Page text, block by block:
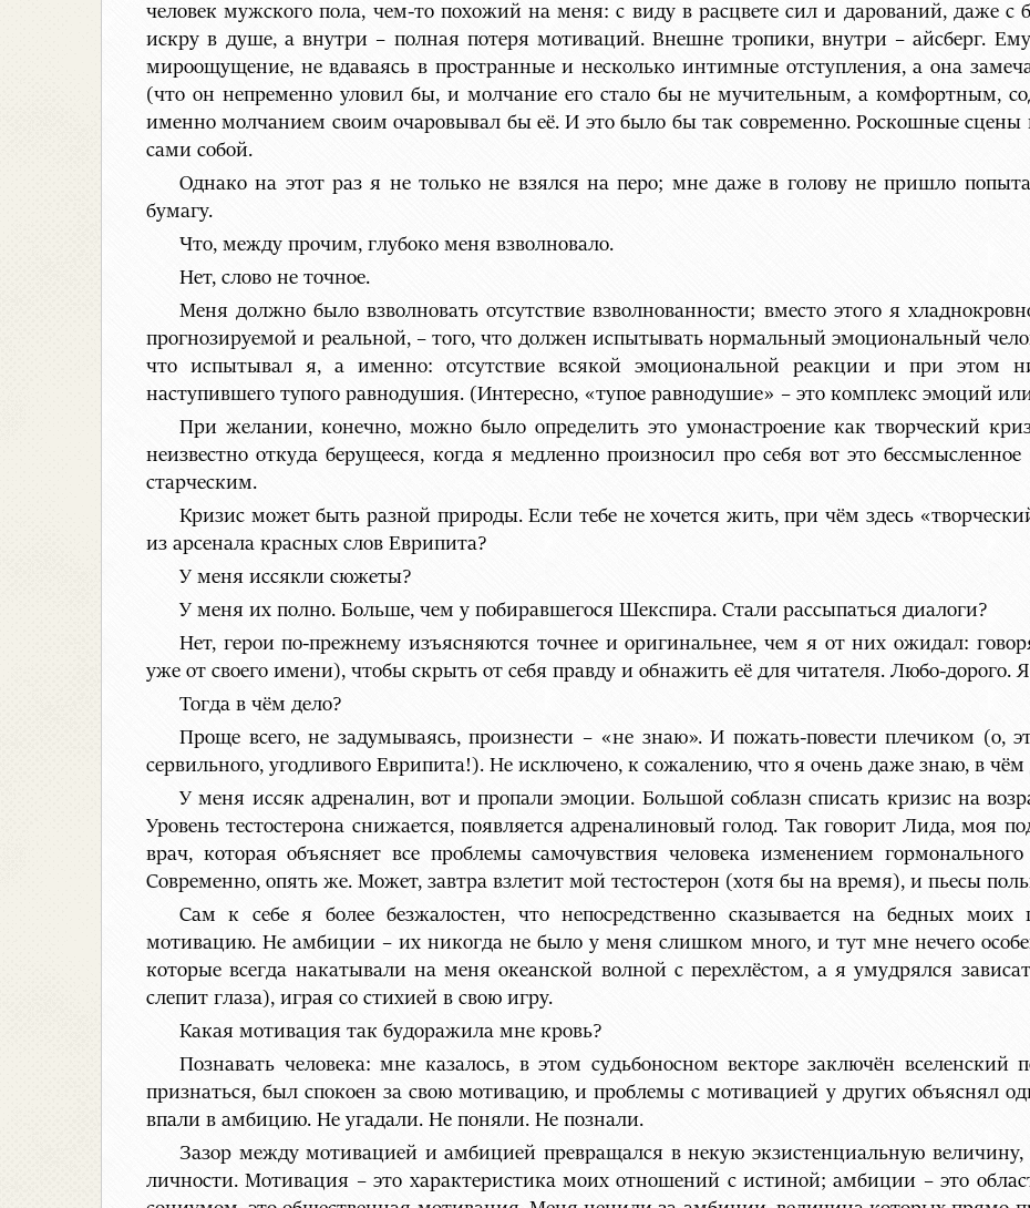
человек мужского пола, чем-то похожий на меня: с виду в расцвете сил и дарований, даже
искру в душе, а внутри – полная потеря мотиваций. Внешне тропики, внутри – айсберг.
мироощущение, не вдаваясь в пространные и несколько интимные отступления, а она
(что он непременно уловил бы, и молчание его стало бы не мучительным, а комфортным,
именно молчанием своим очаровывал бы её. И это было бы так современно. Роскошные
сами собой.
Однако на этот раз я не только не взялся на перо; мне даже в голову не пришло
бумагу.
Что, между прочим, глубоко меня взволновало.
Нет, слово не точное.
Меня должно было взволновать отсутствие взволнованности; вместо этого я
прогнозируемой и реальной, – того, что должен испытывать нормальный эмоциональный
что испытывал я, а именно: отсутствие всякой эмоциональной реакции и при этом
наступившего тупого равнодушия. (Интересно, «тупое равнодушие» – это комплекс эмоций
При желании, конечно, можно было определить это умонастроение как творческий
неизвестно откуда берущееся, когда я медленно произносил про себя вот это
старческим.
Кризис может быть разной природы. Если тебе не хочется жить, при чём здесь
из арсенала красных слов Еврипита?
У меня иссякли сюжеты?
У меня их полно. Больше, чем у побиравшегося Шекспира. Стали рассыпаться диалоги?
Нет, герои по-прежнему изъясняются точнее и оригинальнее, чем я от них ожидал:
уже от своего имени), чтобы скрыть от себя правду и обнажить её для читателя. Любо-дорого.
Тогда в чём дело?
Проще всего, не задумываясь, произнести – «не знаю». И пожать-повести плечиком (о,
сервильного, угодливого Еврипита!). Не исключено, к сожалению, что я очень даже знаю, в чём
У меня иссяк адреналин, вот и пропали эмоции. Большой соблазн списать кризис на
Уровень тестостерона снижается, появляется адреналиновый голод. Так говорит Лида, моя
врач, которая объясняет все проблемы самочувствия человека изменением
Современно, опять же. Может, завтра взлетит мой тестостерон (хотя бы на время), и пьесы
Сам к себе я более безжалостен, что непосредственно сказывается на бедных
мотивацию. Не амбиции – их никогда не было у меня слишком много, и тут мне нечего
которые всегда накатывали на меня океанской волной с перехлёстом, а я умудрялся
слепит глаза), играя со стихией в свою игру.
Какая мотивация так будоражила мне кровь?
Познавать человека: мне казалось, в этом судьбоносном векторе заключён вселенский
признаться, был спокоен за свою мотивацию, и проблемы с мотивацией у других объяснял
впали в амбицию. Не угадали. Не поняли. Не познали.
Зазор между мотивацией и амбицией превращался в некую экзистенциальную
личности. Мотивация – это характеристика моих отношений с истиной; амбиции – это